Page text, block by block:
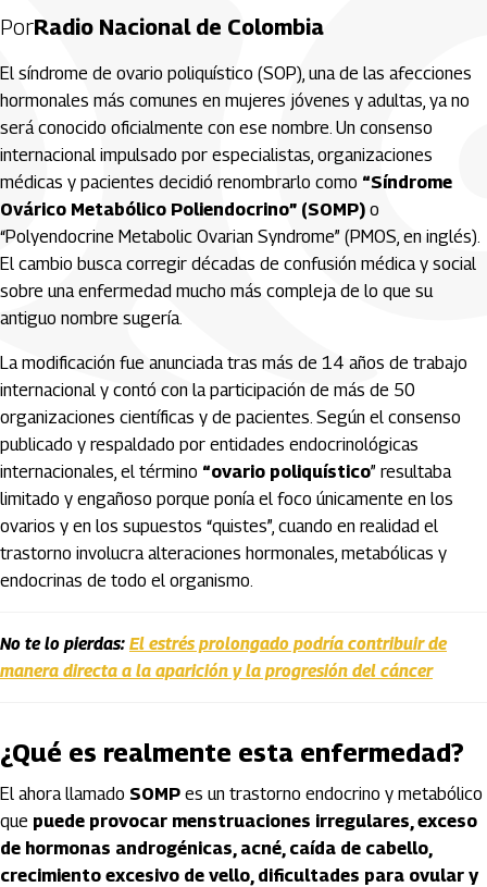
PorRadio Nacional de Colombia
El síndrome de ovario poliquístico (SOP), una de las afecciones
hormonales más comunes en mujeres jóvenes y adultas, ya no
será conocido oficialmente con ese nombre. Un consenso
internacional impulsado por especialistas, organizaciones
médicas y pacientes decidió renombrarlo como “Síndrome
Ovárico Metabólico Poliendocrino” (SOMP) o
“Polyendocrine Metabolic Ovarian Syndrome” (PMOS, en inglés).
El cambio busca corregir décadas de confusión médica y social
sobre una enfermedad mucho más compleja de lo que su
antiguo nombre sugería.
La modificación fue anunciada tras más de 14 años de trabajo
internacional y contó con la participación de más de 50
organizaciones científicas y de pacientes. Según el consenso
publicado y respaldado por entidades endocrinológicas
internacionales, el término “ovario poliquístico” resultaba
limitado y engañoso porque ponía el foco únicamente en los
ovarios y en los supuestos “quistes”, cuando en realidad el
trastorno involucra alteraciones hormonales, metabólicas y
endocrinas de todo el organismo.
No te lo pierdas: El estrés prolongado podría contribuir de
manera directa a la aparición y la progresión del cáncer
¿Qué es realmente esta enfermedad?
El ahora llamado SOMP es un trastorno endocrino y metabólico
que puede provocar menstruaciones irregulares, exceso
de hormonas androgénicas, acné, caída de cabello,
crecimiento excesivo de vello, dificultades para ovular y